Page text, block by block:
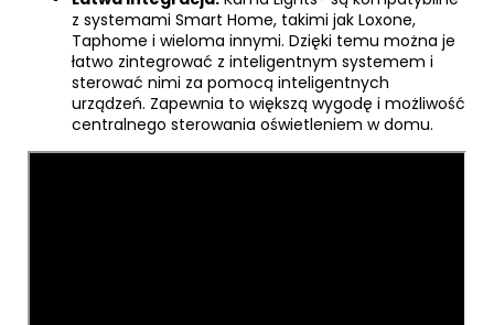
z systemami Smart Home, takimi jak Loxone,
Taphome i wieloma innymi. Dzięki temu można je
łatwo zintegrować z inteligentnym systemem i
sterować nimi za pomocą inteligentnych
urządzeń. Zapewnia to większą wygodę i możliwość
centralnego sterowania oświetleniem w domu.